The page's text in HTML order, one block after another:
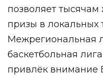
позволяет
призы в локальных
Межрегиональная
баскетбольная
привлёк внимание